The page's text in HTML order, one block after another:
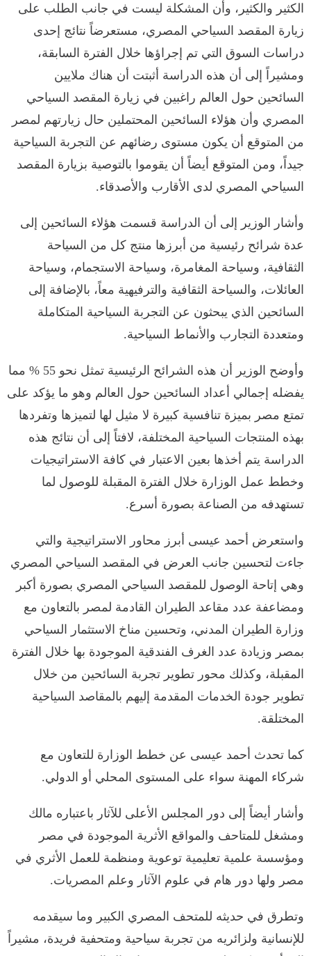
الكثير والكثير، وأن المشكلة ليست في جانب الطلب على
زيارة المقصد السياحي المصري، مستعرضاً نتائج إحدى
دراسات السوق التي تم إجراؤها خلال الفترة السابقة،
ومشيراً إلى أن هذه الدراسة أثبتت أن هناك ملايين
السائحين حول العالم راغبين في زيارة المقصد السياحي
المصري وأن هؤلاء السائحين المحتملين حال زيارتهم لمصر
من المتوقع أن يكون مستوى رضائهم عن التجربة السياحية
جيداً، ومن المتوقع أيضاً أن يقوموا بالتوصية بزيارة المقصد
السياحي المصري لدى الأقارب والأصدقاء.
وأشار الوزير إلى أن الدراسة قسمت هؤلاء السائحين إلى
عدة شرائح رئيسية من أبرزها منتج كل من السياحة
الثقافية، وسياحة المغامرة، وسياحة الاستجمام، وسياحة
العائلات، والسياحة الثقافية والترفيهية معاً، بالإضافة إلى
السائحين الذي يبحثون عن التجربة السياحية المتكاملة
ومتعددة التجارب والأنماط السياحية.
وأوضح الوزير أن هذه الشرائح الرئيسية تمثل نحو 55 % مما
يفضله إجمالي أعداد السائحين حول العالم وهو ما يؤكد على
تمتع مصر بميزة تنافسية كبيرة لا مثيل لها لتميزها وتفردها
بهذه المنتجات السياحية المختلفة، لافتاً إلى أن نتائج هذه
الدراسة يتم أخذها بعين الاعتبار في كافة الاستراتيجيات
وخطط عمل الوزارة خلال الفترة المقبلة للوصول لما
تستهدفه من الصناعة بصورة أسرع.
واستعرض أحمد عيسى أبرز محاور الاستراتيجية والتي
جاءت لتحسين جانب العرض في المقصد السياحي المصري
وهي إتاحة الوصول للمقصد السياحي المصري بصورة أكبر
ومضاعفة عدد مقاعد الطيران القادمة لمصر بالتعاون مع
وزارة الطيران المدني، وتحسين مناخ الاستثمار السياحي
بمصر وزيادة عدد الغرف الفندقية الموجودة بها خلال الفترة
المقبلة، وكذلك محور تطوير تجربة السائحين من خلال
تطوير جودة الخدمات المقدمة إليهم بالمقاصد السياحية
المختلقة.
كما تحدث أحمد عيسى عن خطط الوزارة للتعاون مع
شركاء المهنة سواء على المستوى المحلي أو الدولي.
وأشار أيضاً إلى دور المجلس الأعلى للآثار باعتباره مالك
ومشغل للمتاحف والمواقع الأثرية الموجودة في مصر
ومؤسسة علمية تعليمية توعوية ومنظمة للعمل الأثري في
مصر ولها دور هام في علوم الآثار وعلم المصريات.
وتطرق في حديثه للمتحف المصري الكبير وما سيقدمه
للإنسانية ولزائريه من تجربة سياحية ومتحفية فريدة، مشيراً